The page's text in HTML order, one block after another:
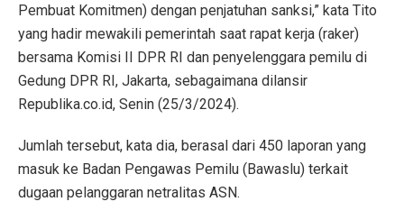
Pembuat Komitmen) dengan penjatuhan sanksi,” kata Tito
yang hadir mewakili pemerintah saat rapat kerja (raker)
bersama Komisi II DPR RI dan penyelenggara pemilu di
Gedung DPR RI, Jakarta, sebagaimana dilansir
Republika.co.id, Senin (25/3/2024).
Jumlah tersebut, kata dia, berasal dari 450 laporan yang
masuk ke Badan Pengawas Pemilu (Bawaslu) terkait
dugaan pelanggaran netralitas ASN.